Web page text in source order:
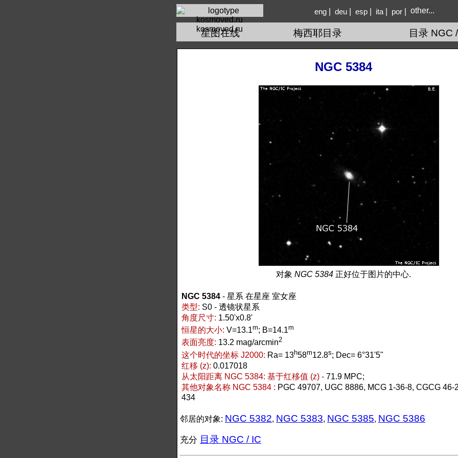
kosmoved.ru
eng deu esp ita por other...
星图在线 梅西耶目录 目录 NGC
NGC 5384
对象 NGC 5384 正好位于图片的中心.
NGC 5384 - 星系 在星座 室女座
类型: S0 - 透镜状星系
角度尺寸: 1.50'x0.8'
恒星的大小: V=13.1m; B=14.1m
表面亮度: 13.2 mag/arcmin2
这个时代的坐标 J2000: Ra= 13h58m12.8s; Dec= 6°31'5"
红移 (z): 0.017018
从太阳距离 NGC 5384: 基于红移值 (z) - 71.9 MPC;
其他对象名称 NGC 5384 : PGC 49707, UGC 8886, MCG 1-36-8, CGCG 46-
434
邻居的对象: NGC 5382, NGC 5383, NGC 5385, NGC 5386
充分 目录 NGC / IC